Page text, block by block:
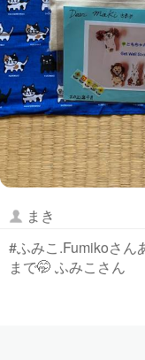
まき
#ふみこ.Fumikoさん
まで🤭 ふみこさん